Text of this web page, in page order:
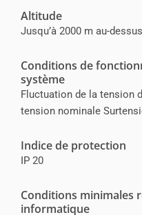
Altitude
Jusqu’à 2000 m au-
Conditions de
système
Fluctuation de la tension
tension nominale
Indice de protection
IP 20
Conditions minimales
informatique